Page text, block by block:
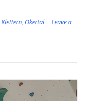
Klettern, Okertal
Leave a